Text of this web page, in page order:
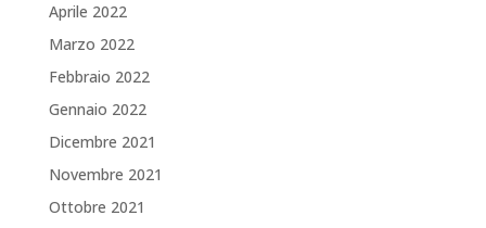
Aprile 2022
Marzo 2022
Febbraio 2022
Gennaio 2022
Dicembre 2021
Novembre 2021
Ottobre 2021